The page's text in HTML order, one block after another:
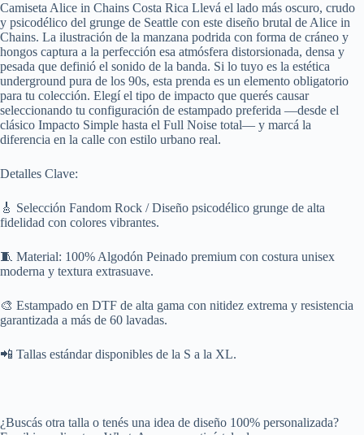
Camiseta Alice in Chains Costa Rica Llevá el lado más oscuro, crudo
y psicodélico del grunge de Seattle con este diseño brutal de Alice in
Chains. La ilustración de la manzana podrida con forma de cráneo y
hongos captura a la perfección esa atmósfera distorsionada, densa y
pesada que definió el sonido de la banda. Si lo tuyo es la estética
underground pura de los 90s, esta prenda es un elemento obligatorio
para tu colección. Elegí el tipo de impacto que querés causar
seleccionando tu configuración de estampado preferida —desde el
clásico Impacto Simple hasta el Full Noise total— y marcá la
diferencia en la calle con estilo urbano real.
Detalles Clave:
🎸 Selección Fandom Rock / Diseño psicodélico grunge de alta
fidelidad con colores vibrantes.
🧵 Material: 100% Algodón Peinado premium con costura unisex
moderna y textura extrasuave.
🎨 Estampado en DTF de alta gama con nitidez extrema y resistencia
garantizada a más de 60 lavadas.
📲 Tallas estándar disponibles de la S a la XL.
¿Buscás otra talla o tenés una idea de diseño 100% personalizada?